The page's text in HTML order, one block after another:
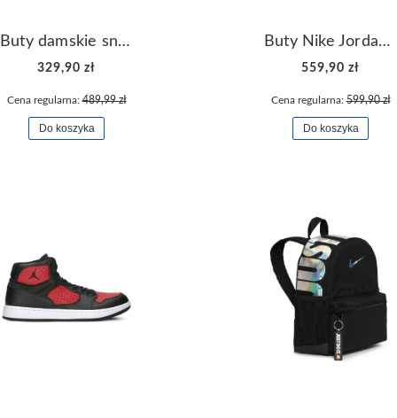
Buty damskie sneakersy Nike M2K Tekno AO3108-006
329,90 zł
Cena regularna:489,99 zł
Do koszyka
Buty Nike Jordan Flight Origin 4 921196-100
559,90 zł
Cena regularna:599,90 zł
Do koszyka